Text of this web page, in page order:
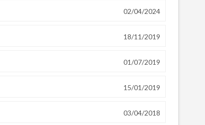
02/04/2024
18/11/2019
01/07/2019
15/01/2019
03/04/2018